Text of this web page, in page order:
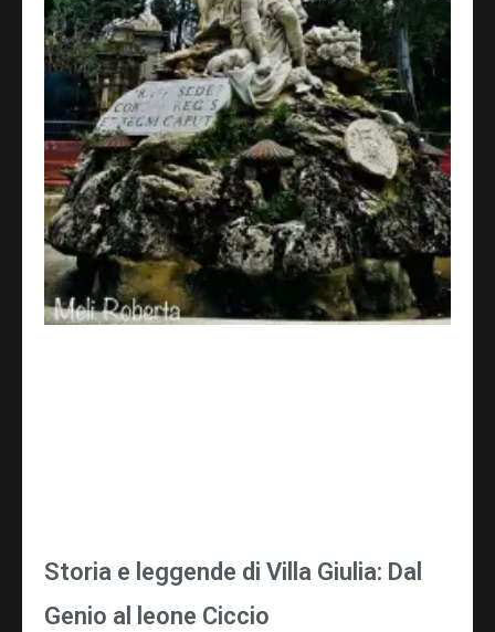
Storia e leggende di Villa Giulia: Dal
Genio al leone Ciccio